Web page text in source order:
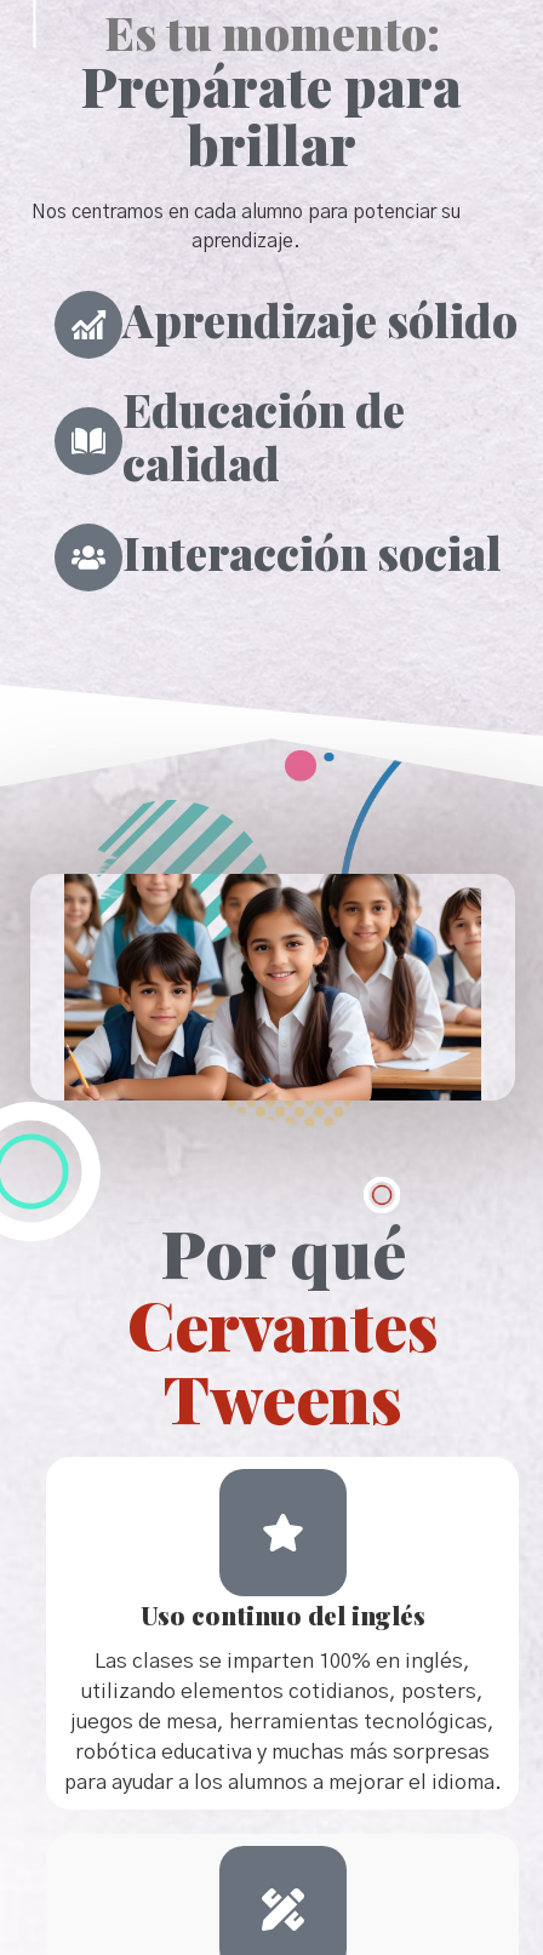
Es tu momento:
Prepárate para
brillar
Nos centramos en cada alumno para potenciar su
aprendizaje.
Aprendizaje sólido
Educación de
calidad
Interacción social
Por qué
Cervantes
Tweens
Uso continuo del inglés
Las clases se imparten 100% en inglés,
utilizando elementos cotidianos, posters,
juegos de mesa, herramientas tecnológicas,
robótica educativa y muchas más sorpresas
para ayudar a los alumnos a mejorar el idioma.